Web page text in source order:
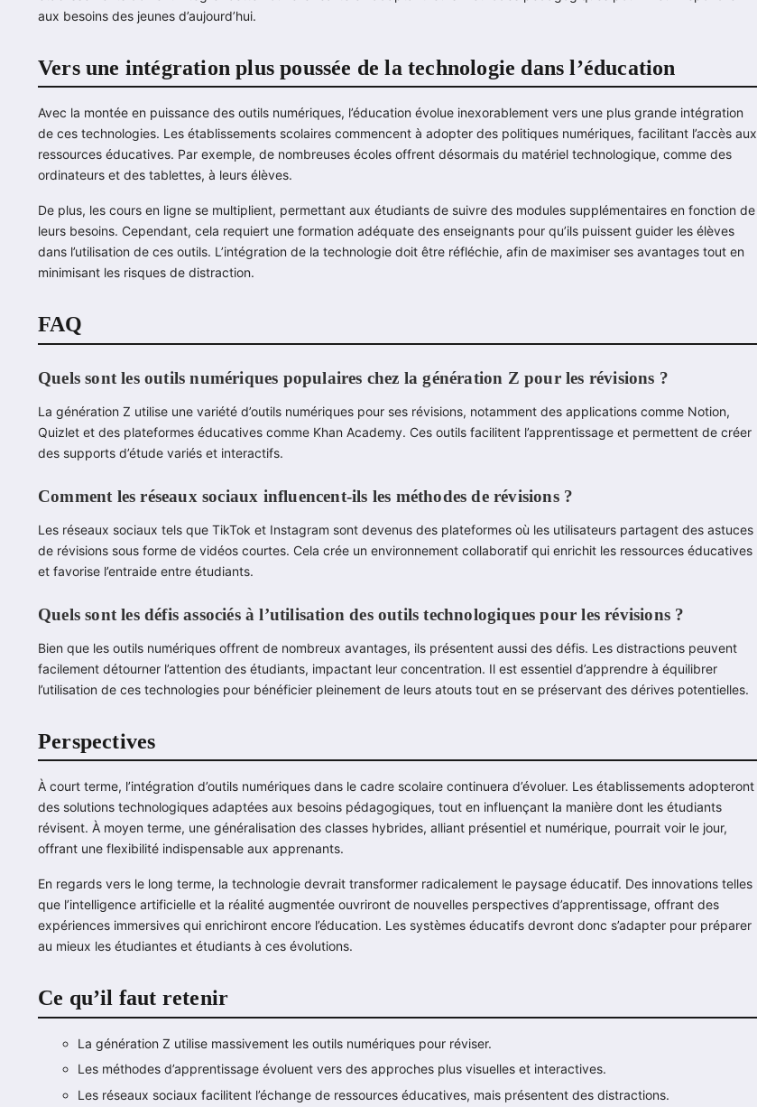
aux besoins des jeunes d’aujourd’hui.
Vers une intégration plus poussée de la technologie dans l’éducation
Avec la montée en puissance des outils numériques, l’éducation évolue inexorablement vers une plus grande intégration
de ces technologies. Les établissements scolaires commencent à adopter des politiques numériques, facilitant l’accès aux
ressources éducatives. Par exemple, de nombreuses écoles offrent désormais du matériel technologique, comme des
ordinateurs et des tablettes, à leurs élèves.
De plus, les cours en ligne se multiplient, permettant aux étudiants de suivre des modules supplémentaires en fonction de
leurs besoins. Cependant, cela requiert une formation adéquate des enseignants pour qu’ils puissent guider les élèves
dans l’utilisation de ces outils. L’intégration de la technologie doit être réfléchie, afin de maximiser ses avantages tout en
minimisant les risques de distraction.
FAQ
Quels sont les outils numériques populaires chez la génération Z pour les révisions ?
La génération Z utilise une variété d’outils numériques pour ses révisions, notamment des applications comme Notion,
Quizlet et des plateformes éducatives comme Khan Academy. Ces outils facilitent l’apprentissage et permettent de créer
des supports d’étude variés et interactifs.
Comment les réseaux sociaux influencent-ils les méthodes de révisions ?
Les réseaux sociaux tels que TikTok et Instagram sont devenus des plateformes où les utilisateurs partagent des astuces
de révisions sous forme de vidéos courtes. Cela crée un environnement collaboratif qui enrichit les ressources éducatives
et favorise l’entraide entre étudiants.
Quels sont les défis associés à l’utilisation des outils technologiques pour les révisions ?
Bien que les outils numériques offrent de nombreux avantages, ils présentent aussi des défis. Les distractions peuvent
facilement détourner l’attention des étudiants, impactant leur concentration. Il est essentiel d’apprendre à équilibrer
l’utilisation de ces technologies pour bénéficier pleinement de leurs atouts tout en se préservant des dérives potentielles.
Perspectives
À court terme, l’intégration d’outils numériques dans le cadre scolaire continuera d’évoluer. Les établissements adopteront
des solutions technologiques adaptées aux besoins pédagogiques, tout en influençant la manière dont les étudiants
révisent. À moyen terme, une généralisation des classes hybrides, alliant présentiel et numérique, pourrait voir le jour,
offrant une flexibilité indispensable aux apprenants.
En regards vers le long terme, la technologie devrait transformer radicalement le paysage éducatif. Des innovations telles
que l’intelligence artificielle et la réalité augmentée ouvriront de nouvelles perspectives d’apprentissage, offrant des
expériences immersives qui enrichiront encore l’éducation. Les systèmes éducatifs devront donc s’adapter pour préparer
au mieux les étudiantes et étudiants à ces évolutions.
Ce qu’il faut retenir
La génération Z utilise massivement les outils numériques pour réviser.
Les méthodes d’apprentissage évoluent vers des approches plus visuelles et interactives.
Les réseaux sociaux facilitent l’échange de ressources éducatives, mais présentent des distractions.